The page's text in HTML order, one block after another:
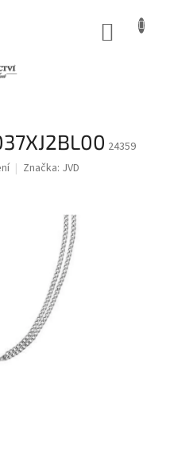
24359
Značka: JVD